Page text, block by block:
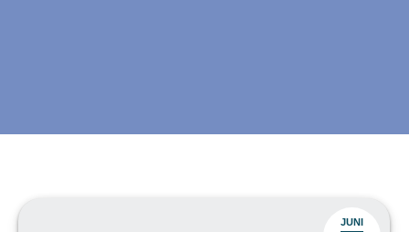
JUNI